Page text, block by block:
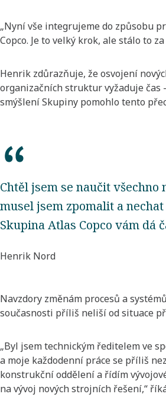
„Nyní vše integrujeme do způsobu
Copco. Je to velký krok, ale stálo to za
Henrik zdůrazňuje, že osvojení
organizačních struktur vyžaduje čas
smýšlení Skupiny pomohlo tento
Chtěl jsem se naučit všechno
musel jsem zpomalit a
Skupina Atlas Copco vám dá
Henrik Nord
Navzdory změnám procesů a
současnosti příliš neliší od situace
„Byl jsem technickým ředitelem ve
a moje každodenní práce se příliš
konstrukční oddělení a řídím
na vývoj nových strojních řešení,“